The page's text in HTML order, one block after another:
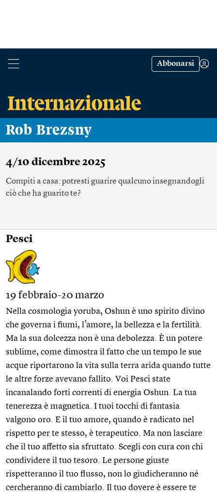
Abbonarsi
Rob Brezsny
4/10 dicembre 2025
Compiti a casa: potresti guarire qualcuno insegnandogli
ciò che ha guarito te?
Pesci
19 febbraio-20 marzo
Nella cosmologia yoruba, Oshun è uno spirito divino
che governa i fiumi, l’amore, la bellezza e la fertilità.
Ma la sua dolcezza non è una debolezza. È un potere
sublime, come dimostra il fatto che un tempo le sue
acque riportarono la vita sulla terra arida quando tutte
le altre forze avevano fallito. Voi Pesci state
incanalando forti correnti di energia Oshun. La tua
tenerezza è magnetica. I tuoi tocchi di fantasia
valgono oro. E il tuo amore, quando è radicato nel
rispetto per te stesso, è terapeutico. Ma non lasciare
che il tuo affetto sia sfruttato. Scegli con cura con chi
condividere il tuo tesoro. Le persone giuste
rispetteranno il tuo flusso, non lo giudicheranno né
cercheranno di cambiarlo. Il tuo dovere è essere te